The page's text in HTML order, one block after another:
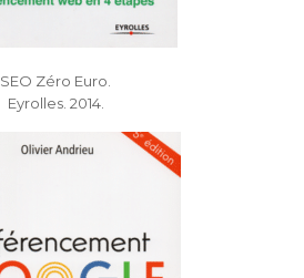
SEO Zéro Euro.
Eyrolles. 2014.